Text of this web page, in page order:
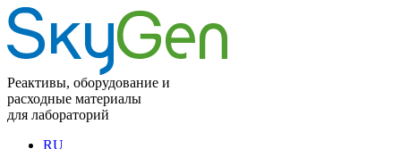
Реактивы, оборудование и
расходные материалы
для лабораторий
RU